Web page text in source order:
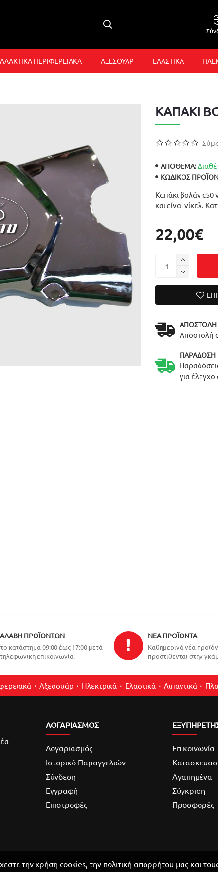
ΠΕΡΙΦΕΡΕΙΑΚΑ ΑΞΕΣΟΥΑΡ ΕΛΑΣΤΙΚΑ
ΚΑΠΑΚΙ
Καπάκι βολάν c50
και είναι νίκελ.
ΑΠΟΘΕΜΑ:
ΚΩΔΙΚΌΣ
22,00€
ΑΠΟΣΤΟΛΉ
Αποστολή
ΠΑΡΆΔΟΣΗ
για έλεγχο
ΠΡΟΪΌΝΤΩΝ
κατάστημα 09:00 έως 17:00 μετά
επικοινωνία.
ΝΈΑ ΠΡΟΪΌΝΤΑ
Καθημερινά νέα
προστίθενται στην
Αξεσουάρ Ηλεκτρικά Ελαστικά Λιπαντικά
ΛΟΓΑΡΙΑΣΜΌΣ
Λογαριασμός
Ιστορικό Παραγγελιών
Σύνδεση
Εγγραφή
Επιστροφές
Επικοινωνία
Αγαπημένα
Σύγκριση
Προσφορές
την χρήση cookies, την πολιτική απορρήτου μας και